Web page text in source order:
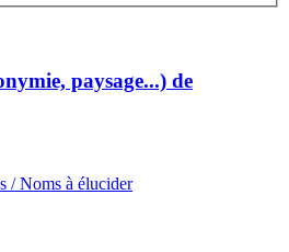
paysage...) de
/ Noms à élucider